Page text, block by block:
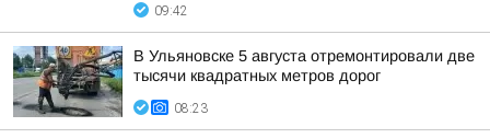
09:42
В Ульяновске 5 августа отремонтировали две
тысячи квадратных метров дорог
08:23